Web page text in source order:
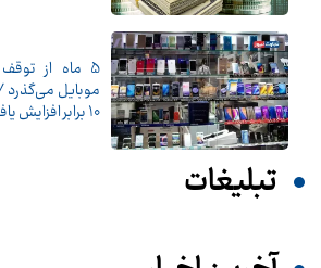
5 ماه از
موبایل می‌گذرد
10 برابر افزایش یافته‌اند
تبلیغات